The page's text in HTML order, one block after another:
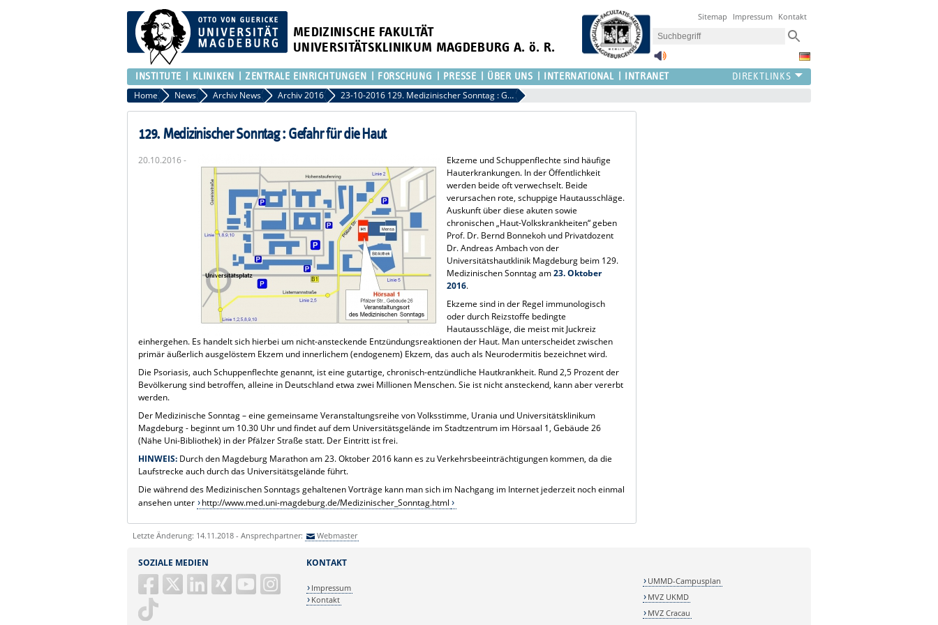
MEDIZINISCHE FAKULTÄT
UNIVERSITÄTSKLINIKUM MAGDEBURG A. ö. R.
Sitemap Impressum Kontakt
INSTITUTE KLINIKEN ZENTRALE EINRICHTUNGEN FORSCHUNG PRESSE ÜBER UNS INTERNATIONAL INTRANET
Home News Archiv News Archiv 2016 23-10-2016 129. Medizinischer Sonntag : Gefahr für die Haut
129. Medizinischer Sonntag : Gefahr für die Haut
20.10.2016 -
Ekzeme und Schuppenflechte sind häufige
Hauterkrankungen. In der Öffentlichkeit
werden beide oft verwechselt. Beide
verursachen rote, schuppige Hautausschläge.
Auskunft über diese akuten sowie
chronischen „Haut-Volkskrankheiten“ geben
Prof. Dr. Bernd Bonnekoh und Privatdozent
Dr. Andreas Ambach von der
Universitätshautklinik Magdeburg beim 129.
Medizinischen Sonntag am23. Oktober
2016.
Ekzeme sind in der Regel immunologisch
oder durch Reizstoffe bedingte
Hautausschläge, die meist mit Juckreiz
einhergehen. Es handelt sich hierbei um nicht-ansteckende Entzündungsreaktionen der Haut. Man unterscheidet zwischen
primär äußerlich ausgelöstem Ekzem und innerlichem (endogenem) Ekzem, das auch als Neurodermitis bezeichnet wird.
Die Psoriasis, auch Schuppenflechte genannt, ist eine gutartige, chronisch-entzündliche Hautkrankheit. Rund 2,5 Prozent der
Bevölkerung sind betroffen, alleine in Deutschland etwa zwei Millionen Menschen. Sie ist nicht ansteckend, kann aber vererbt
werden.
Der Medizinische Sonntag – eine gemeinsame Veranstaltungsreihe von Volksstimme, Urania und Universitätsklinikum
Magdeburg - beginnt um 10.30 Uhr und findet auf dem Universitätsgelände im Stadtzentrum im Hörsaal 1, Gebäude 26
(Nähe Uni-Bibliothek) in der Pfälzer Straße statt. Der Eintritt ist frei.
HINWEIS: Durch den Magdeburg Marathon am 23. Oktober 2016 kann es zu Verkehrsbeeinträchtigungen kommen, da die
Laufstrecke auch durch das Universitätsgelände führt.
Die während des Medizinischen Sonntags gehaltenen Vorträge kann man sich im Nachgang im Internet jederzeit noch einmal
ansehen unter
http://www.med.uni-magdeburg.de/Medizinischer_Sonntag.html
Letzte Änderung: 14.11.2018 - Ansprechpartner: Webmaster
SOZIALE MEDIEN KONTAKT
Impressum
Kontakt
UMMD-Campusplan
MVZ UKMD
MVZ Cracau